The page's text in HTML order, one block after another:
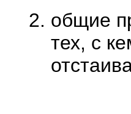
общие
тех, с